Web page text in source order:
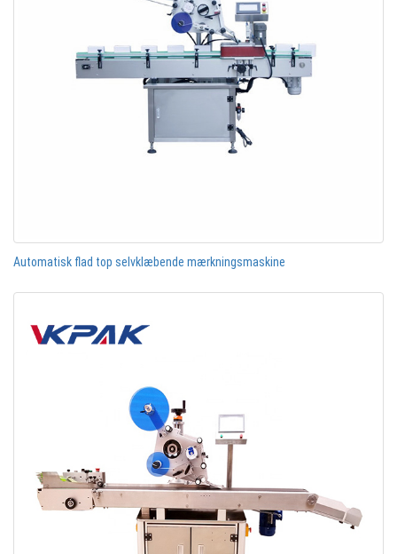
Automatisk flad top selvklæbende mærkningsmaskine